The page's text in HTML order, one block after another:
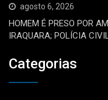
agosto 6, 2026
HOMEM É PRESO POR
IRAQUARA; POLÍCIA
Categorias